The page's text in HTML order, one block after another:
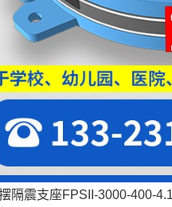
隔震支座FPSII-3000-400-